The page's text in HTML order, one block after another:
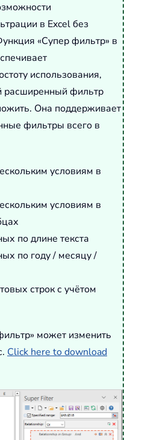
в Excel без
«Супер фильтр» в
использования,
расширенный фильтр
Она поддерживает
фильтры всего в
условиям в
условиям в
по длине текста
по году / месяцу /
строк с учётом
может изменить
Click here to download